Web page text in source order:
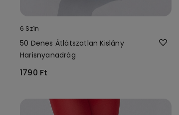
6 Szín
50 Denes Átlátszatlan Kislány
Harisnyanadrág
1790 Ft